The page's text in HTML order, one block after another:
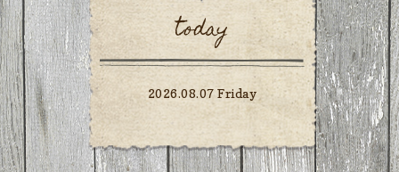
today
2026.08.07 Friday